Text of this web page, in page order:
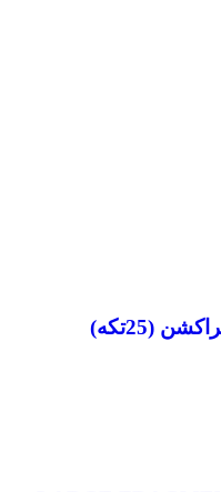
ست پلویس لگن ریکانس تراکشن (25تکه)